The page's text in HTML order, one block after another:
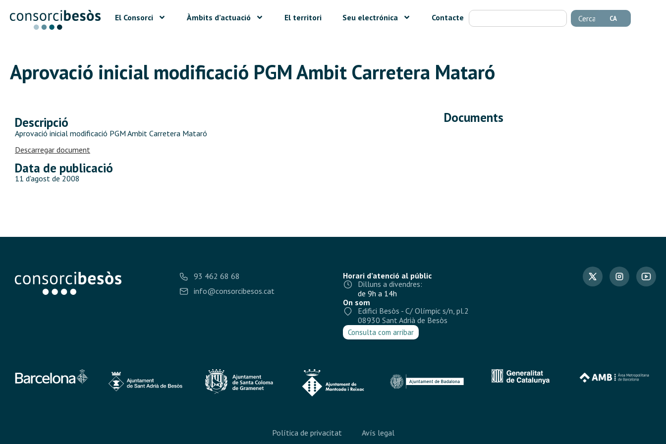
El Consorci Àmbits d’actuació El territori Seu electrónica Contacte Cerca CA
Aprovació inicial modificació PGM Ambit Carretera Mataró
Descripció
Aprovació inicial modificació PGM Ambit Carretera Mataró
Descarregar document
Data de publicació
11 d'agost de 2008
Documents
93 462 68 68
info@consorcibesos.cat
Horari d’atenció al públic
Dilluns a divendres:
de 9h a 14h
On som
Edifici Besòs - C/ Olímpic s/n, pl.2
08930 Sant Adrià de Besòs
Consulta com arribar
Política de privacitat Avís legal